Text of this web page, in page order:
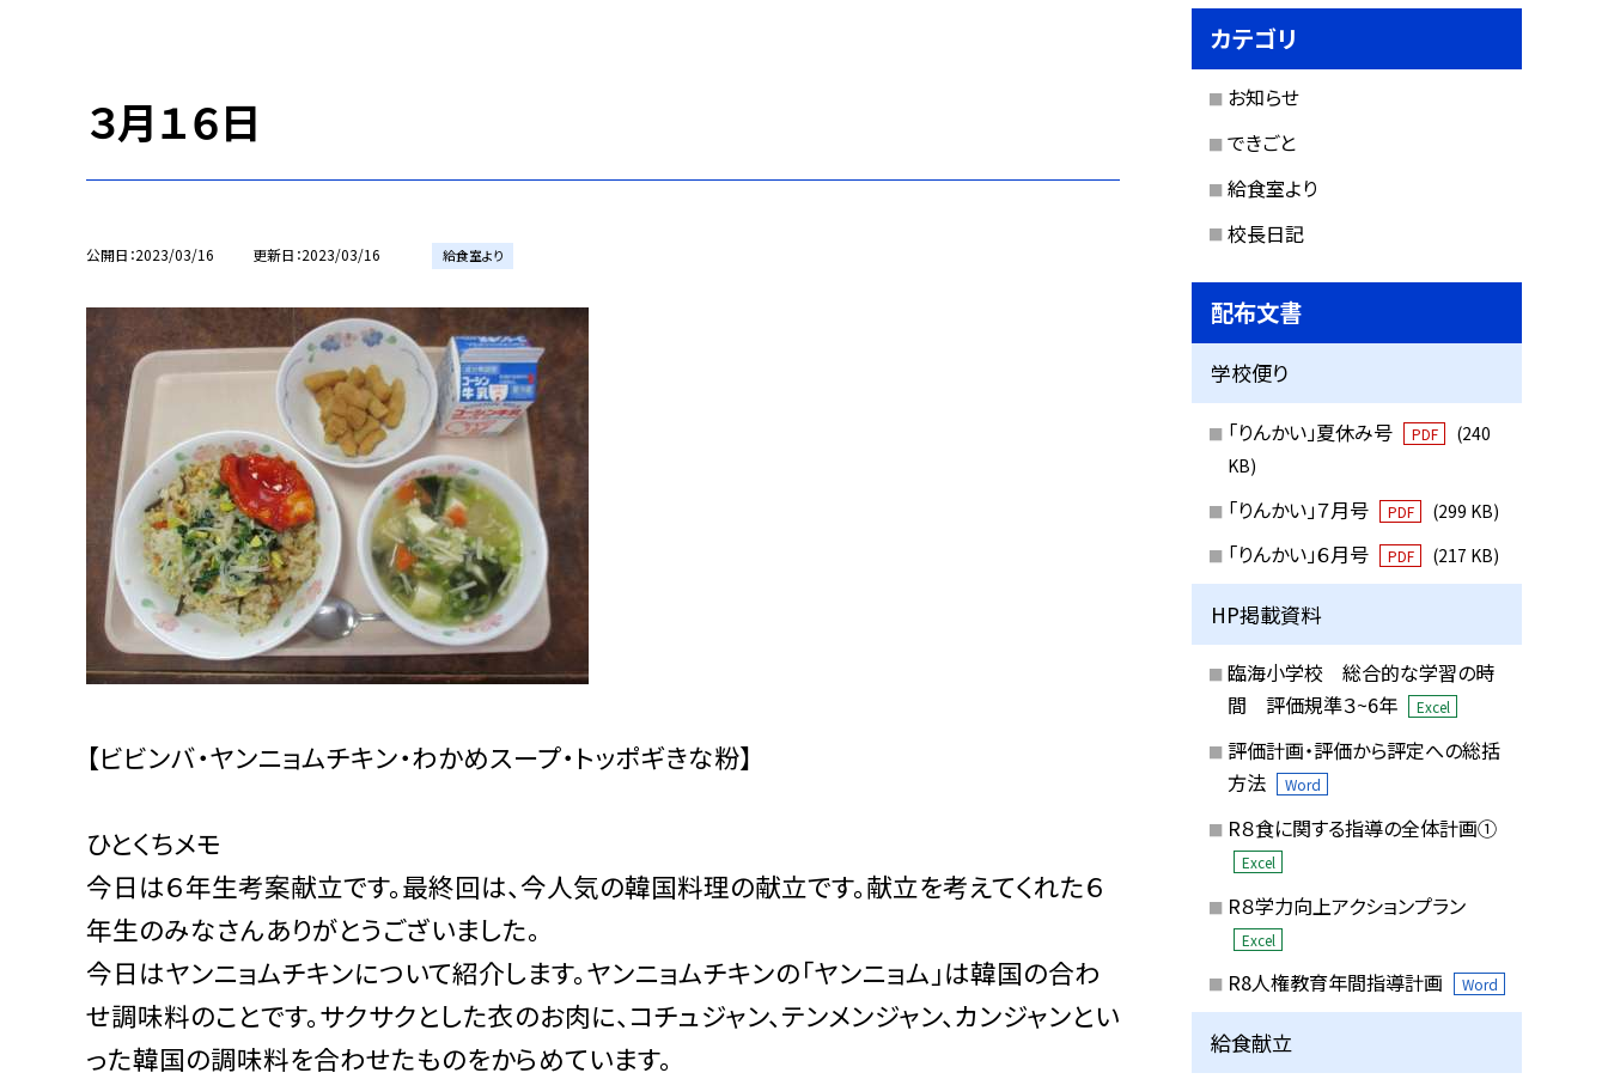
３月１６日
公開日 2023/03/16 更新日 2023/03/16 給食室より
【ビビンバ・ヤンニョムチキン・わかめスープ・トッポギきな粉】
ひとくちメモ
今日は６年生考案献立です。最終回は、今人気の韓国料理の献立です。献立を考えてくれた６
年生のみなさんありがとうございました。
今日はヤンニョムチキンについて紹介します。ヤンニョムチキンの「ヤンニョム」は韓国の合わ
せ調味料のことです。サクサクとした衣のお肉に、コチュジャン、テンメンジャン、カンジャンとい
った韓国の調味料を合わせたものをからめています。
カテゴリ
お知らせ
できごと
給食室より
校長日記
配布文書
学校便り
「りんかい」夏休み号 PDF
(240
KB)
「りんかい」７月号 PDF (299 KB)
「りんかい」６月号 PDF (217 KB)
HP掲載資料
臨海小学校 総合的な学習の時
間 評価規準３~6年
Excel
評価計画・評価から評定への総括
方法
Word
R８食に関する指導の全体計画①
Excel
R８学力向上アクションプラン
Excel
R8人権教育年間指導計画 Word
給食献立